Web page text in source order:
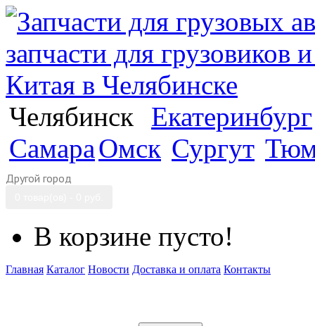
Челябинск
Екатеринбург
СамараОмск Сургут
Другой город
В корзине пусто!
Главная Каталог Новости Доставка и оплата Контакты